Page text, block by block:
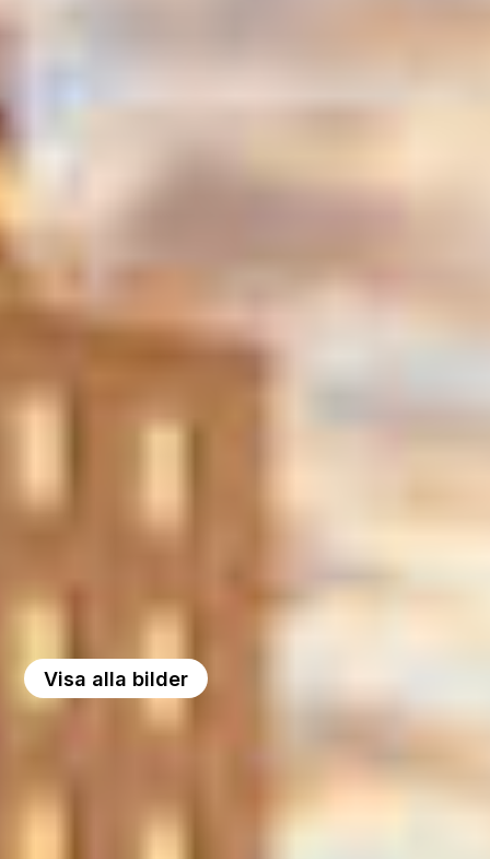
Visa alla bilder